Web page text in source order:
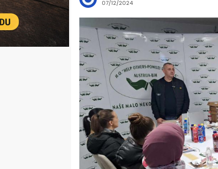
07/12/2024